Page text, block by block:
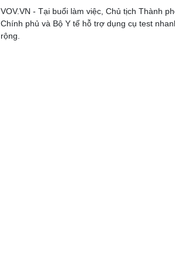
VOV.VN - Tại buổi làm việc, Chủ tịch Thành
Chính phủ và Bộ Y tế hỗ trợ dụng cụ test
rộng.